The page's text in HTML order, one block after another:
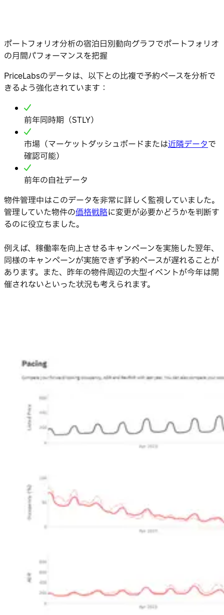
ポートフォリオ分析の宿泊日別動向グラフでポートフォリオ
の月間パフォーマンスを把握
PriceLabsのデータは、以下との比複で予約ペースを分析で
きるよう強化されています：
前年同時期（STLY）
市場（マーケットダッシュボードまたは近隣データで
確認可能）
前年の自社データ
物件管理中はこのデータを非常に詳しく監視していました。
管理していた物件の価格戦略に変更が必要かどうかを判断す
るのに役立ちました。
例えば、稼働率を向上させるキャンペーンを実施した翌年、
同様のキャンペーンが実施できず予約ペースが遅れることが
あります。また、昨年の物件周辺の大型イベントが今年は開
催されないといった状況も考えられます。